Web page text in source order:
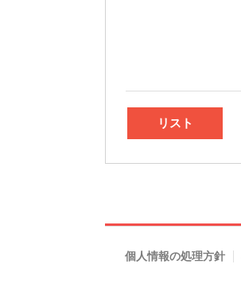
リスト
個人情報の処理方針